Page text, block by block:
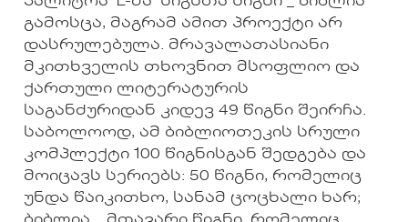
გამოსცა, მაგრამ ამით პროექტი არ
დასრულებულა. მრავალათასიანი
მკითხველის თხოვნით მსოფლიო და
ქართული ლიტერატურის
საგანძურიდან კიდევ 49 წიგნი შეირჩა.
საბოლოოდ, ამ ბიბლიოთეკის სრული
კომპლექტი 100 წიგნისგან შედგება და
მოიცავს სერიებს: 50 წიგნი, რომელიც
უნდა წაიკითხო, სანამ ცოცხალი ხარ;